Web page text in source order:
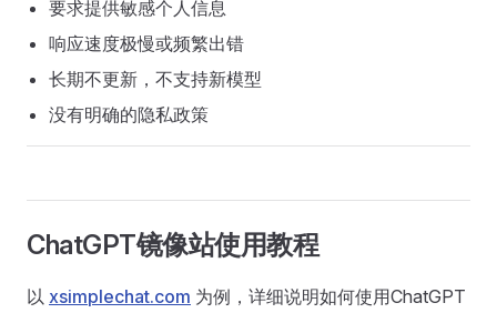
要求提供敏感个人信息
响应速度极慢或频繁出错
长期不更新，不支持新模型
没有明确的隐私政策
ChatGPT镜像站使用教程
以 xsimplechat.com 为例，详细说明如何使用ChatGPT